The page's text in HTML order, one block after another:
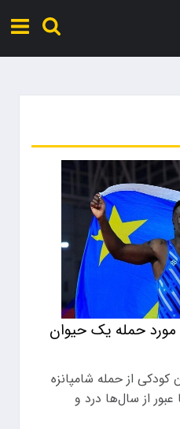
حمله یک حیوان
کودکی از حمله شامپانزه
عبور از سال‌ها درد و